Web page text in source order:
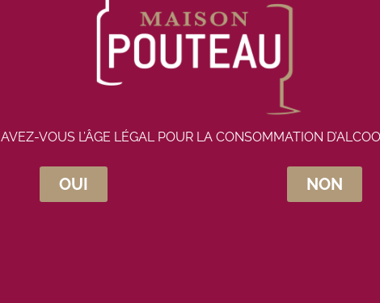
AVEZ-VOUS L’ÂGE LÉGAL POUR LA CONSOMMATION
OUI NON